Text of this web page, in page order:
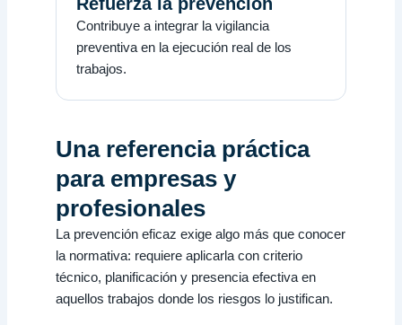
Refuerza la prevención
Contribuye a integrar la vigilancia
preventiva en la ejecución real de los
trabajos.
Una referencia práctica
para empresas y
profesionales
La prevención eficaz exige algo más que conocer
la normativa: requiere aplicarla con criterio
técnico, planificación y presencia efectiva en
aquellos trabajos donde los riesgos lo justifican.